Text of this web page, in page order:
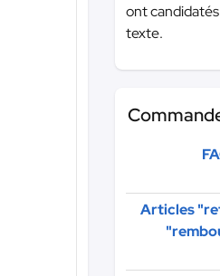
ont
texte.
Articles